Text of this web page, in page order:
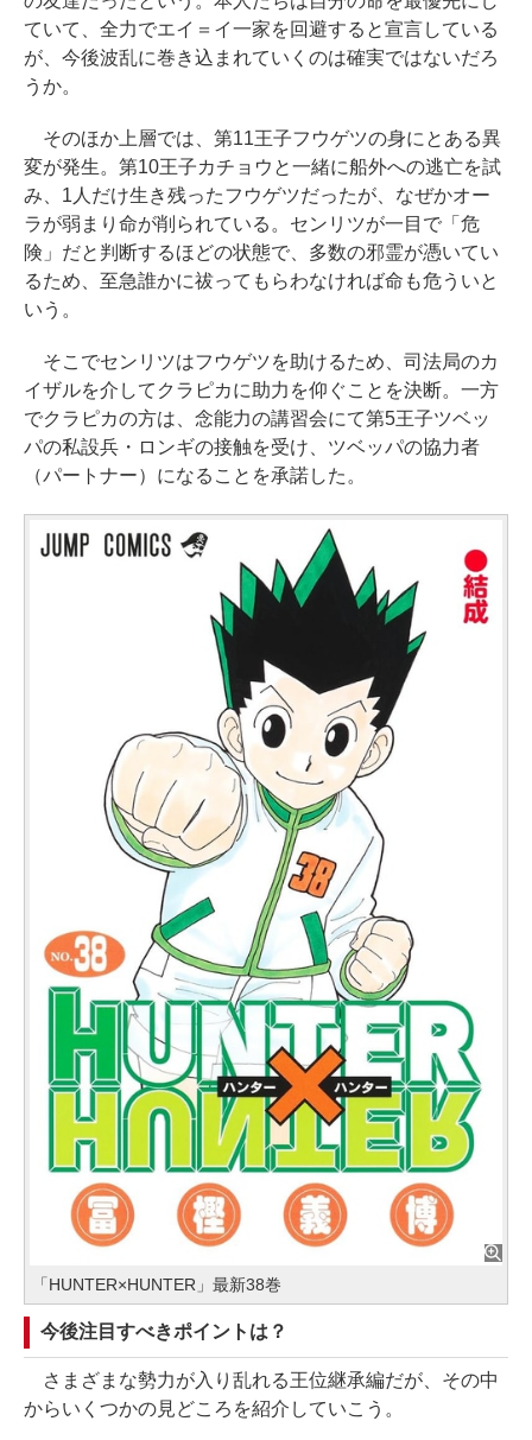
ていて、全力でエイ＝イ一家を回避すると宣言している
が、今後波乱に巻き込まれていくのは確実ではないだろ
うか。
そのほか上層では、第11王子フウゲツの身にとある異
変が発生。第10王子カチョウと一緒に船外への逃亡を試
み、1人だけ生き残ったフウゲツだったが、なぜかオー
ラが弱まり命が削られている。センリツが一目で「危
険」だと判断するほどの状態で、多数の邪霊が憑いてい
るため、至急誰かに祓ってもらわなければ命も危ういと
いう。
そこでセンリツはフウゲツを助けるため、司法局のカ
イザルを介してクラピカに助力を仰ぐことを決断。一方
でクラピカの方は、念能力の講習会にて第5王子ツベッ
パの私設兵・ロンギの接触を受け、ツベッパの協力者
（パートナー）になることを承諾した。
「HUNTER×HUNTER」最新38巻
今後注目すべきポイントは？
さまざまな勢力が入り乱れる王位継承編だが、その中
からいくつかの見どころを紹介していこう。